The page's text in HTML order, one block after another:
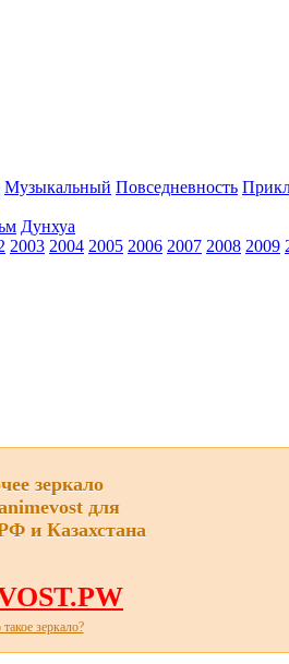
Музыкальный Повседневность
Дунхуа
2003 2004 2005 2006 2007 2008 2009
зеркало
для
и Казахстана
зеркало?